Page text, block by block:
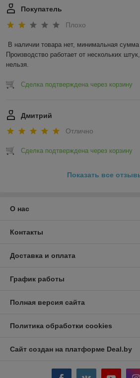
Покупатель
Плохо
В наличии товара нет, минимальная сумма
Производство работает от нескольких
нельзя.
Сделка подтверждена через корзину
Дмитрий
Отлично
Сделка подтверждена через корзину
Показать все
О нас
Контакты
Доставка и оплата
График работы
Полная версия сайта
Политика обработки cookies
Сайт создан на платформе Deal.by